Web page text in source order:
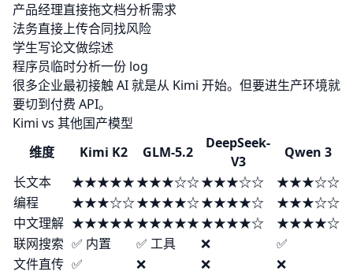
产品经理直接拖文档分析需求
法务直接上传合同找风险
学生写论文做综述
程序员临时分析一份 log
很多企业最初接触 AI 就是从 Kimi 开始。但要进生产环境就
要切到付费 API。
Kimi vs 其他国产模型
维度
Kimi K2 GLM-5.2
DeepSeek-
V3
Qwen 3
长文本
★★★★★★★★☆☆★★★☆☆
★★★☆☆
编程
★★★☆☆★★★★☆★★★★☆
★★★☆☆
中文理解 ★★★★★★★★★★★★★★☆
★★★★☆
联网搜索 ✅ 内置 ✅ 工具 ❌
✅
文件直传 ✅ ❌ ❌
❌